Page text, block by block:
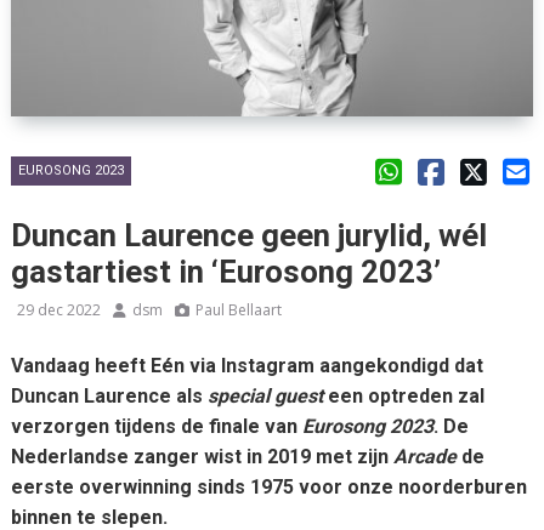
EUROSONG 2023
Duncan Laurence geen jurylid, wél
gastartiest in ‘Eurosong 2023’
29 dec 2022 dsm Paul Bellaart
Vandaag heeft Eén via Instagram aangekondigd dat
Duncan Laurence als special guesteen optreden zal
verzorgen tijdens de finale van Eurosong 2023. De
Nederlandse zanger wist in 2019 met zijn Arcade de
eerste overwinning sinds 1975 voor onze noorderburen
binnen te slepen.